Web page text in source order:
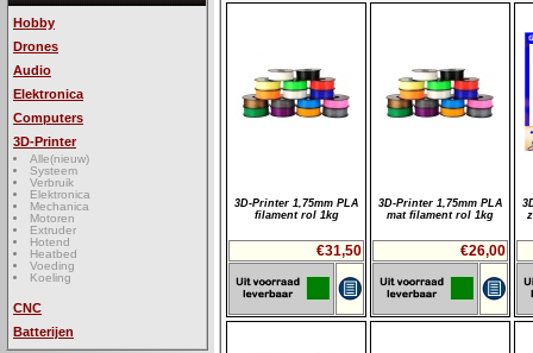
Hobby
Drones
Audio
Elektronica
Computers
3D-Printer
Alle(nieuw)
Systeem
Verbruik
Elektronica
Mechanica
Motoren
Extruder
Hotend
Heatbed
Voeding
Koeling
CNC
Batterijen
3D-Printer 1,75mm PLA
filament rol 1kg
€31,50
3D-Printer 1,75mm PLA
mat filament rol 1kg
€26,00